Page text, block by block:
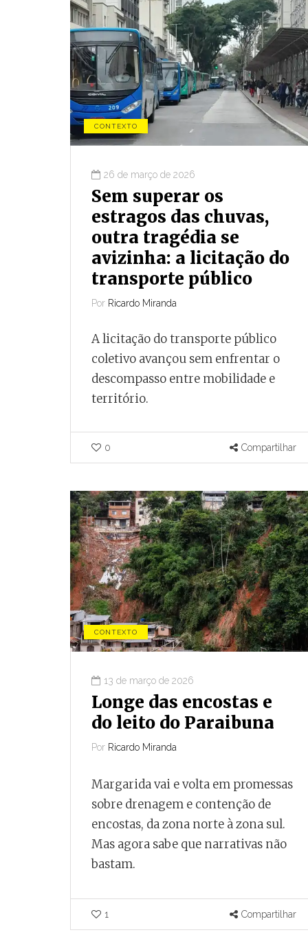
CONTEXTO
26 de março de 2026
Sem superar os
estragos das chuvas,
outra tragédia se
avizinha: a licitação do
transporte público
Por Ricardo Miranda
A licitação do transporte público
coletivo avançou sem enfrentar o
descompasso entre mobilidade e
território.
0 Compartilhar
CONTEXTO
13 de março de 2026
Longe das encostas e
do leito do Paraibuna
Por Ricardo Miranda
Margarida vai e volta em promessas
sobre drenagem e contenção de
encostas, da zona norte à zona sul.
Mas agora sabe que narrativas não
bastam.
1 Compartilhar
Compartilhar